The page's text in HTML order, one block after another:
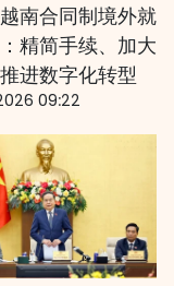
南合同制境外就
精简手续、加大
进数字化转型
09:22